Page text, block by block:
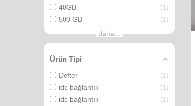
40GB
1
500 GB
1
daha...
Ürün Tipi
Defter
1
ide bağlantılı
1
ide bağlantılı
1